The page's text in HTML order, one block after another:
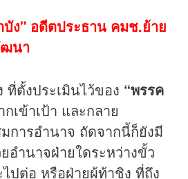
บัง" อดีตประธาน คมช.ย้าย
นา
ที่ตั้งประเมินไว้ของ “พรรค
กเข้าเป้า และกลาย
การอำนาจ ถัดจากนี้ก็ยังมี
อำนาจฝ่ายใดระหว่างขั้ว
ปต่อ หรือฝ่ายผู้ท้าชิง ที่ถึง